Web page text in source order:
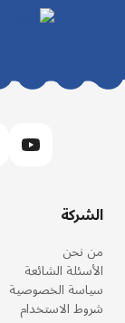
الشركة
من نحن
الأسئلة الشائعة
سياسة الخصوصية
شروط الاستخدام